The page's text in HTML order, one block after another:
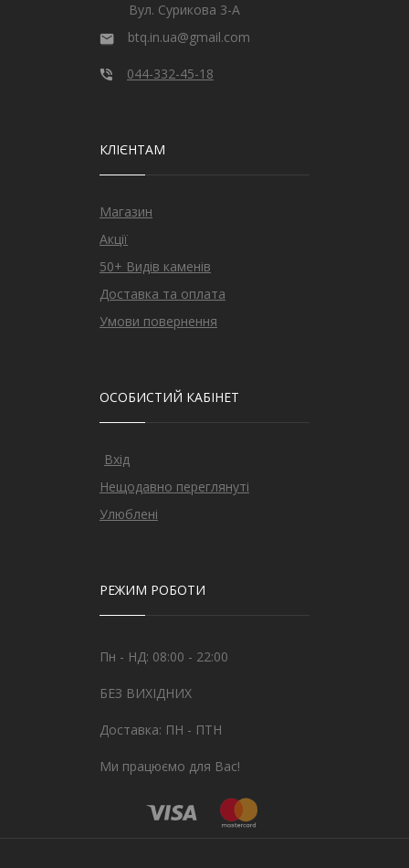
Вул. Сурикова 3-А
btq.in.ua@gmail.com
044-332-45-18
КЛІЄНТАМ
Магазин
Акції
50+ Видів каменів
Доставка та оплата
Умови повернення
ОСОБИСТИЙ КАБІНЕТ
Вхід
Нещодавно переглянуті
Улюблені
РЕЖИМ РОБОТИ
Пн - НД: 08:00 - 22:00
БЕЗ ВИХІДНИХ
Доставка: ПН - ПТН
Ми працюємо для Вас!